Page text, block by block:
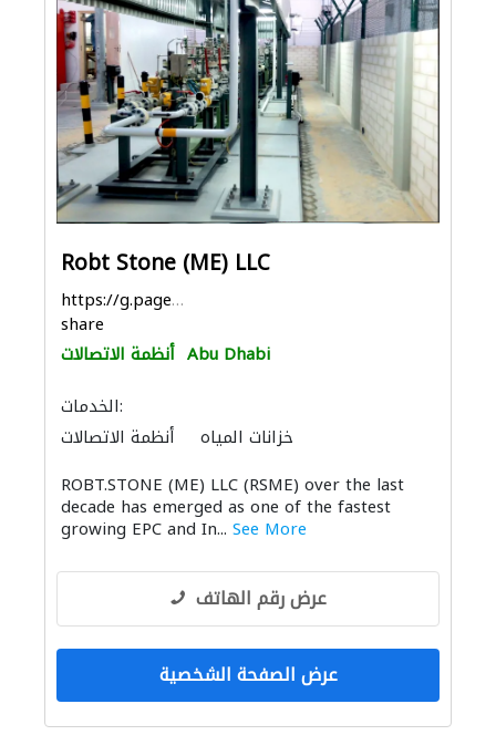
Robt Stone (ME) LLC
https://g.page/RSMELLC?
share
أنظمة الاتصالات Abu Dhabi
الخدمات:
أنظمة الاتصالات
خزانات المياه
ROBT.STONE (ME) LLC (RSME) over the last
decade has emerged as one of the fastest
growing EPC and In... See More
عرض رقم الهاتف
عرض الصفحة الشخصية